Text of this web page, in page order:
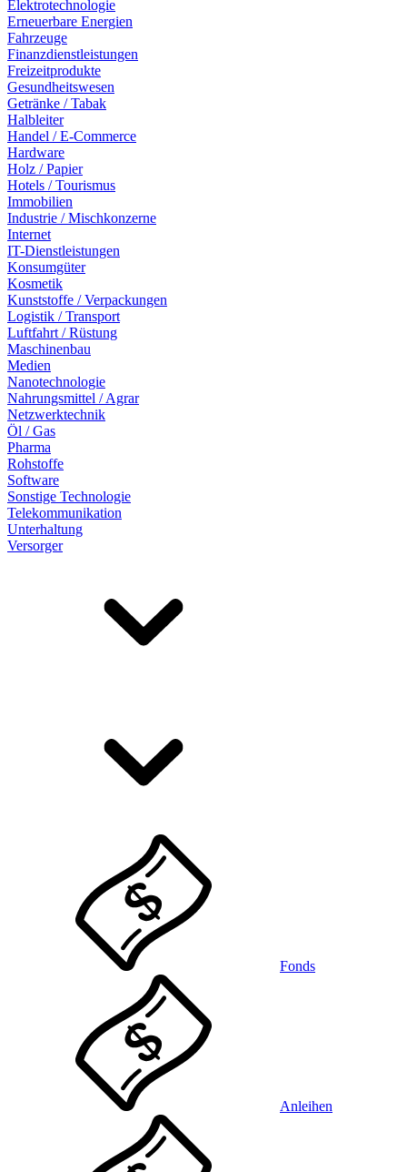
Elektrotechnologie
Erneuerbare Energien
Fahrzeuge
Finanzdienstleistungen
Freizeitprodukte
Gesundheitswesen
Getränke / Tabak
Halbleiter
Handel / E-Commerce
Hardware
Holz / Papier
Hotels / Tourismus
Immobilien
Industrie / Mischkonzerne
Internet
IT-Dienstleistungen
Konsumgüter
Kosmetik
Kunststoffe / Verpackungen
Logistik / Transport
Luftfahrt / Rüstung
Maschinenbau
Medien
Nanotechnologie
Nahrungsmittel / Agrar
Netzwerktechnik
Öl / Gas
Pharma
Rohstoffe
Software
Sonstige Technologie
Telekommunikation
Unterhaltung
Versorger
Fonds
Anleihen